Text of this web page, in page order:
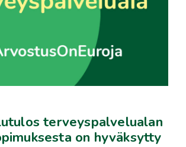
terveyspalvelualan
on hyväksytty